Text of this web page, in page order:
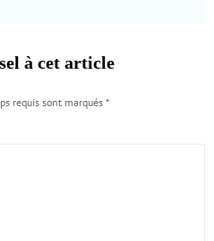
à cet article
requis sont marqués *